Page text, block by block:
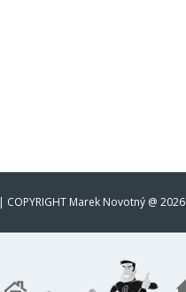
| COPYRIGHT Marek Novotný @ 2026